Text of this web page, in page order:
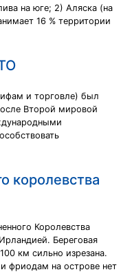
на юге; 2) Аляска (на
16 % территории
и торговле) был
Второй мировой
королевства
Королевства
Береговая
км сильно изрезана.
фриодам на острове нет